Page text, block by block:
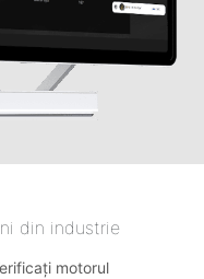
din industrie
motorul